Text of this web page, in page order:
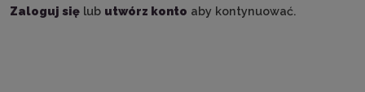
Zaloguj się lub utwórz konto aby kontynuować.